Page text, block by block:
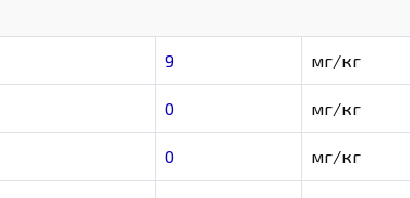
9 мг/кг
0 мг/кг
0 мг/кг